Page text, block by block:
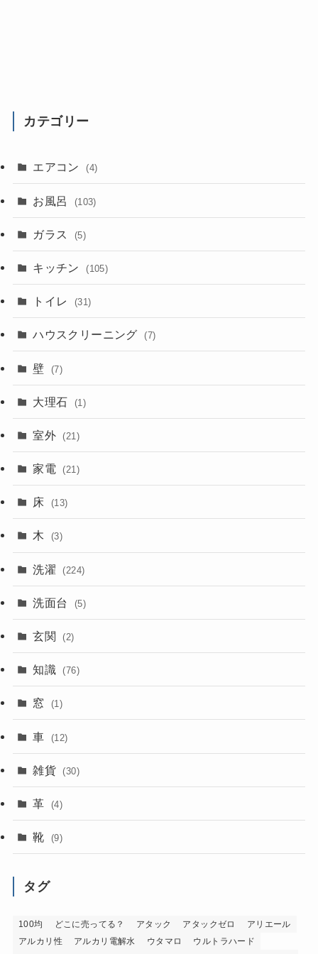
カテゴリー
エアコン (4)
お風呂 (103)
ガラス (5)
キッチン (105)
トイレ (31)
ハウスクリーニング (7)
壁 (7)
大理石 (1)
室外 (21)
家電 (21)
床 (13)
木 (3)
洗濯 (224)
洗面台 (5)
玄関 (2)
知識 (76)
窓 (1)
車 (12)
雑貨 (30)
革 (4)
靴 (9)
タグ
100均 どこに売ってる？ アタック アタックゼロ
アリエール
アルカリ性
アルカリ電解水 ウタマロ
ウルトラハード